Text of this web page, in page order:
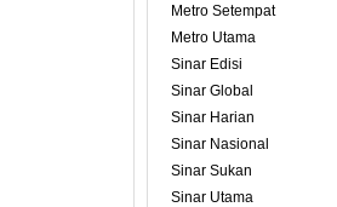
Metro Setempat
Metro Utama
Sinar Edisi
Sinar Global
Sinar Harian
Sinar Nasional
Sinar Sukan
Sinar Utama